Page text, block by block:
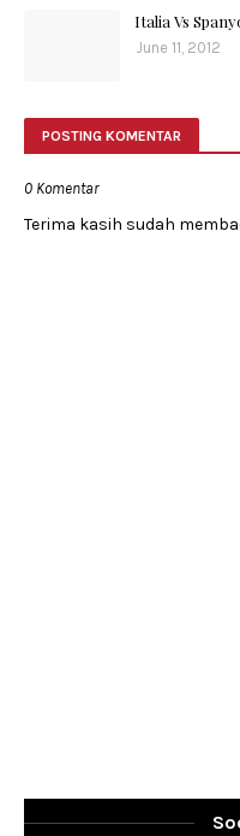
Italia Vs
June 11, 2012
POSTING KOMENTAR
0 Komentar
Terima kasih sudah